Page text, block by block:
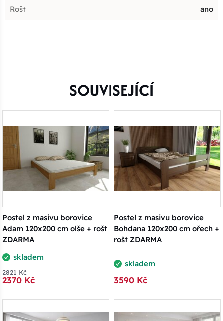
Rošt ano
SOUVISEJÍCÍ
Postel z masivu borovice
Adam 120x200 cm olše + rošt
ZDARMA
skladem
2821 Kč
2370 Kč
Postel z masivu borovice
Bohdana 120x200 cm ořech +
rošt ZDARMA
skladem
3590 Kč